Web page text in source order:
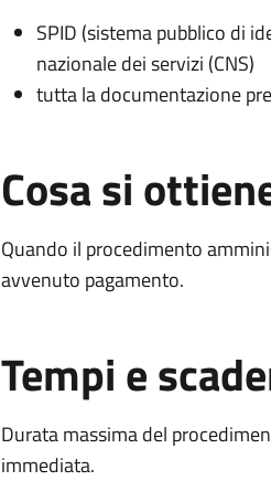
SPID (sistema pubblico di
nazionale dei servizi (CNS)
tutta la documentazione
Cosa si
Quando il procedimento
avvenuto pagamento.
Tempi e
Durata massima del
immediata.